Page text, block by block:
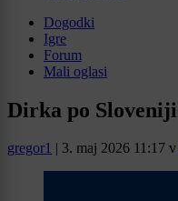
Dogodki
Igre
Forum
Mali oglasi
Dirka po Sloveniji
gregor1 | 3. maj 2026 11:17 v